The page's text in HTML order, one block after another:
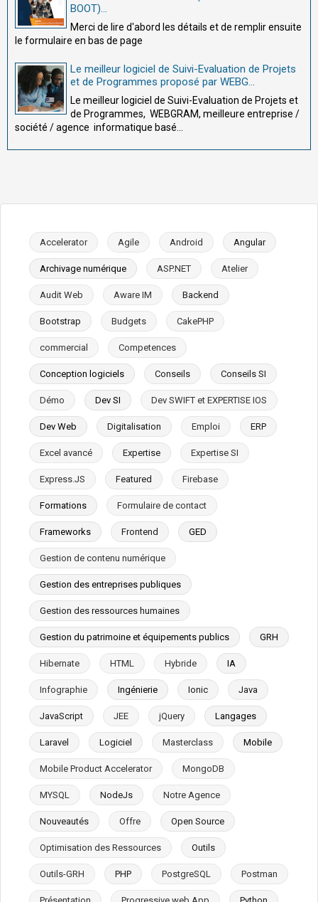
BOOT)...
Merci de lire d'abord les détails et de remplir ensuite
le formulaire en bas de page
Le meilleur logiciel de Suivi-Evaluation de Projets
et de Programmes proposé par WEBG...
Le meilleur logiciel de Suivi-Evaluation de Projets et
de Programmes, WEBGRAM, meilleure entreprise /
société / agence informatique basé...
Accelerator Agile Android Angular
Archivage numérique ASP.NET Atelier
Audit Web Aware IM Backend
Bootstrap Budgets CakePHP
commercial Competences
Conception logiciels Conseils Conseils SI
Démo Dev SI Dev SWIFT et EXPERTISE IOS
Dev Web Digitalisation Emploi ERP
Excel avancé Expertise Expertise SI
Express.JS Featured Firebase
Formations Formulaire de contact
Frameworks Frontend GED
Gestion de contenu numérique
Gestion des entreprises publiques
Gestion des ressources humaines
Gestion du patrimoine et équipements publics GRH
Hibernate HTML Hybride IA
Infographie Ingénierie Ionic Java
JavaScript JEE jQuery Langages
Laravel Logiciel Masterclass Mobile
Mobile Product Accelerator MongoDB
MYSQL NodeJs Notre Agence
Nouveautés Offre Open Source
Optimisation des Ressources Outils
Outils-GRH PHP PostgreSQL Postman